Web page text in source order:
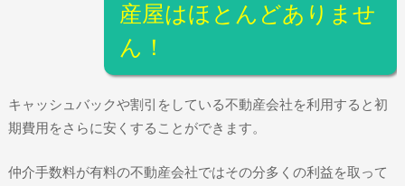
産屋はほとんどありませ
ん！
キャッシュバックや割引をしている不動産会社を利用すると初
期費用をさらに安くすることができます。
仲介手数料が有料の不動産会社ではその分多くの利益を取って